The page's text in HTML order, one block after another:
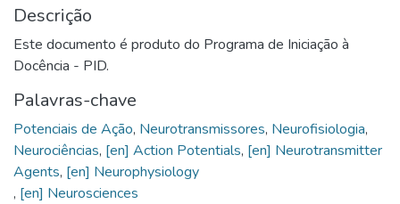
Descrição
Este documento é produto do Programa de Iniciação à
Docência - PID.
Palavras-chave
Potenciais de Ação, Neurotransmissores, Neurofisiologia,
Neurociências, [en] Action Potentials, [en] Neurotransmitter
Agents,
, [en] Neurosciences